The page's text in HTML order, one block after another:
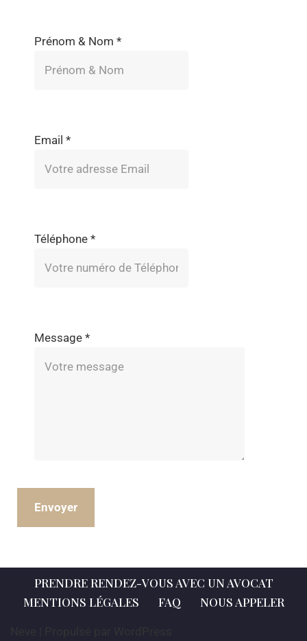
Prénom & Nom *
Email *
Téléphone *
Message *
Envoyer
PRENDRE RENDEZ-VOUS AVEC UN AVOCAT
MENTIONS LÉGALES
FAQ NOUS APPELER